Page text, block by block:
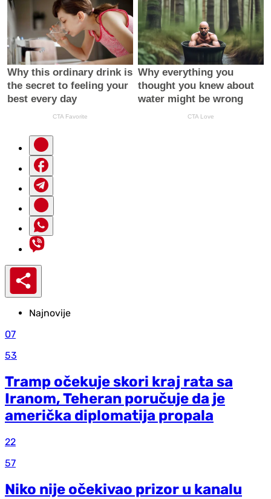
Najnovije
07
53
Tramp očekuje skori kraj rata sa
Iranom, Teheran poručuje da je
američka diplomatija propala
22
57
Niko nije očekivao prizor u kanalu